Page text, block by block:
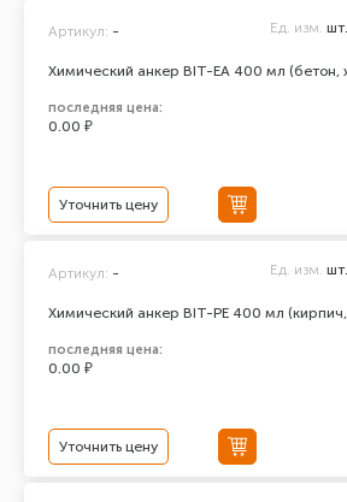
Химический анкер BIT-EA 400 мл (бетон,
Артикул: - Ед. изм. шт.
последняя цена:
0.00 ₽
Уточнить цену
Химический анкер BIT-PE 400 мл
Артикул: - Ед. изм. шт.
последняя цена:
0.00 ₽
Уточнить цену